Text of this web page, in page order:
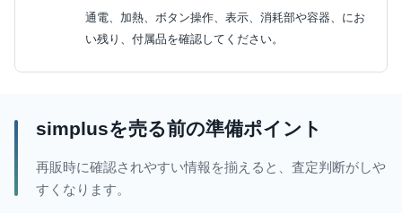
通電、加熱、ボタン操作、表示、消耗部や容器、にお
い残り、付属品を確認してください。
simplusを売る前の準備ポイント
再販時に確認されやすい情報を揃えると、査定判断がしや
すくなります。